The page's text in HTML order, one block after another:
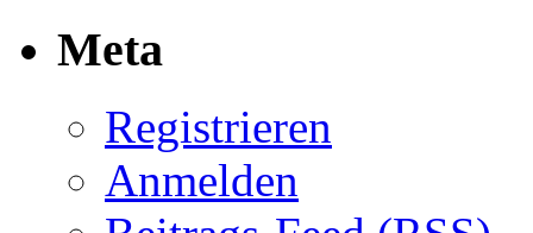
Meta
Registrieren
Anmelden